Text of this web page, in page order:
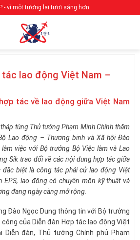
- vì một tương lai tươi sáng hơn
lao động Việt Nam –
tác về lao động giữa Việt Nam
tùng Thủ tướng Phạm Minh Chính thăm
Lao động – Thương binh và Xã hội Đào
việc với Bộ trưởng Bộ Việc làm và Lao
Sik trao đổi về các nội dung hợp tác giữa
đặc biệt là công tác phái cử lao động Việt
EPS, lao động có chuyên môn kỹ thuật và
đang ngày càng mở rộng.
Đào Ngọc Dung thông tin với Bộ trưởng
công của Diễn đàn Hợp tác lao động Việt
Diễn đàn, Thủ tướng Chính phủ Phạm